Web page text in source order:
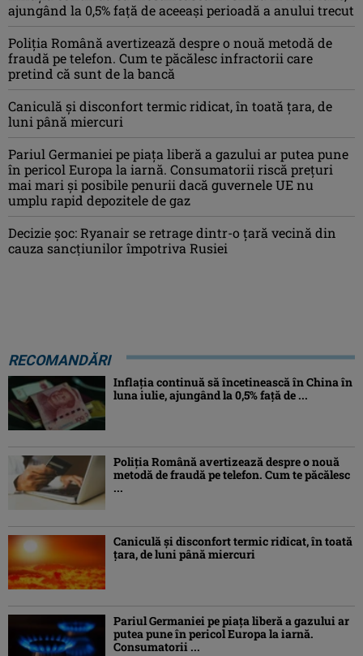
ajungând la 0,5% faţă de aceeaşi perioadă a anului trecut
Poliția Română avertizează despre o nouă metodă de
fraudă pe telefon. Cum te păcălesc infractorii care
pretind că sunt de la bancă
Caniculă şi disconfort termic ridicat, în toată ţara, de
luni până miercuri
Pariul Germaniei pe piaţa liberă a gazului ar putea pune
în pericol Europa la iarnă. Consumatorii riscă preţuri
mai mari şi posibile penurii dacă guvernele UE nu
umplu rapid depozitele de gaz
Decizie șoc: Ryanair se retrage dintr-o țară vecină din
cauza sancțiunilor împotriva Rusiei
RECOMANDĂRI
Inflaţia continuă să încetinească în China în
luna iulie, ajungând la 0,5% faţă de ...
Poliția Română avertizează despre o nouă
metodă de fraudă pe telefon. Cum te păcălesc
...
Caniculă şi disconfort termic ridicat, în toată
ţara, de luni până miercuri
Pariul Germaniei pe piaţa liberă a gazului ar
putea pune în pericol Europa la iarnă.
Consumatorii ...